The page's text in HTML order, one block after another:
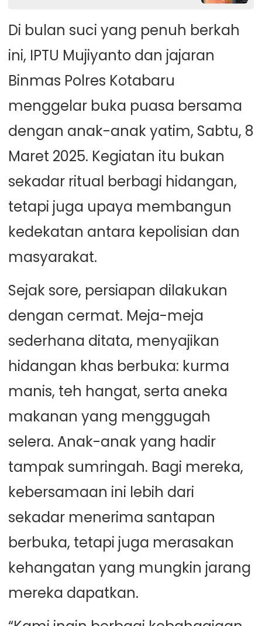
Di bulan suci yang penuh berkah
ini, IPTU Mujiyanto dan jajaran
Binmas Polres Kotabaru
menggelar buka puasa bersama
dengan anak-anak yatim, Sabtu, 8
Maret 2025. Kegiatan itu bukan
sekadar ritual berbagi hidangan,
tetapi juga upaya membangun
kedekatan antara kepolisian dan
masyarakat.
Sejak sore, persiapan dilakukan
dengan cermat. Meja-meja
sederhana ditata, menyajikan
hidangan khas berbuka: kurma
manis, teh hangat, serta aneka
makanan yang menggugah
selera. Anak-anak yang hadir
tampak sumringah. Bagi mereka,
kebersamaan ini lebih dari
sekadar menerima santapan
berbuka, tetapi juga merasakan
kehangatan yang mungkin jarang
mereka dapatkan.